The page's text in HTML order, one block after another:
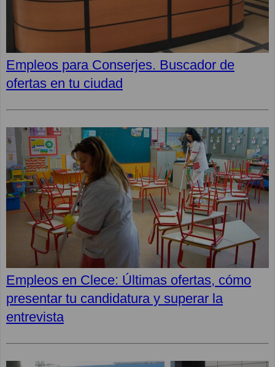
Empleos para Conserjes. Buscador de
ofertas en tu ciudad
Empleos en Clece: Últimas ofertas, cómo
presentar tu candidatura y superar la
entrevista